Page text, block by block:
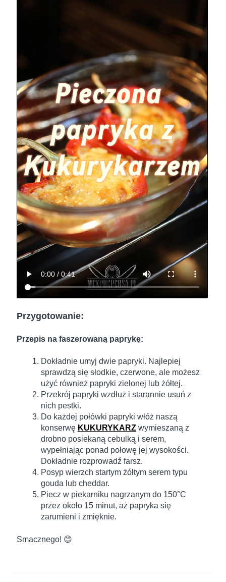
Przygotowanie:
Przepis na faszerowaną paprykę:
Dokładnie umyj dwie papryki. Najlepiej
sprawdzą się słodkie, czerwone, ale możesz
użyć również papryki zielonej lub żółtej.
Przekrój papryki wzdłuż i starannie usuń z
nich pestki.
Do każdej połówki papryki włóż naszą
konserwę KUKURYKARZwymieszaną z
drobno posiekaną cebulką i serem,
wypełniając ponad połowę jej wysokości.
Dokładnie rozprowadź farsz.
Posyp wierzch startym żółtym serem typu
gouda lub cheddar.
Piecz w piekarniku nagrzanym do 150°C
przez około 15 minut, aż papryka się
zarumieni i zmięknie.
Smacznego! 😊